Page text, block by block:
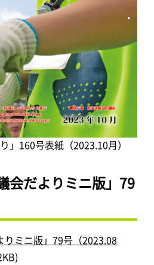
」160号表紙（2023.10月）
会だよりミニ版」79
りミニ版」79号（2023.08